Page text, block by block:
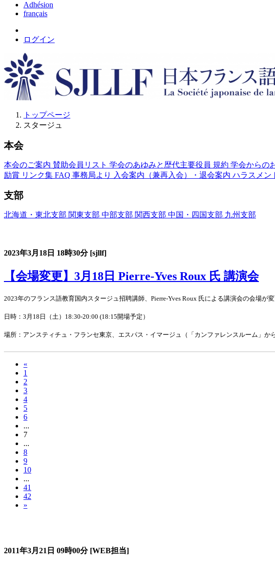
Adhésion
français
ログイン
トップページ
スタージュ
本会
本会のご案内 賛助会員リスト 学会のあゆみと歴代主要役員 規約 学会からの
励賞 リンク集 FAQ 事務局より 入会案内（兼再入会）・退会案内 ハラスメン
支部
北海道・東北支部 関東支部 中部支部 関西支部 中国・四国支部 九州支部
2023年3月18日 18時30分 [sjllf]
【会場変更】3月18日 Pierre-Yves Roux 氏 講演会
2023年のフランス語教育国内スタージュ招聘講師、Pierre-Yves Roux 氏による講演会の会場が
日時：3月18日（土）18:30-20:00 (18:15開場予定）
場所：アンスティチュ・フランセ東京、エスパス・イマージュ（「カンファレンスルーム」か
«
1
2
3
4
5
6
...
7
...
8
9
10
...
41
42
»
2011年3月21日 09時00分 [WEB担当]